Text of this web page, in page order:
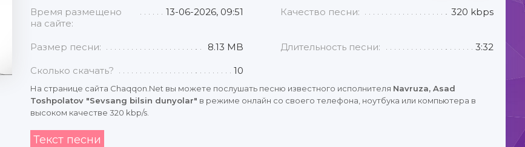
Время размещено
на сайте:
13-06-2026, 09:51 Качество песни: 320 kbps
Размер песни: 8.13 MB Длительность песни: 3:32
Сколько скачать? 10
На странице сайта Chaqqon.Net вы можете послушать песню известного исполнителя Navruza, Asad
Toshpolatov "Sevsang bilsin dunyolar" в режиме онлайн со своего телефона, ноутбука или компьютера в
высоком качестве 320 kbp/s.
Текст песни